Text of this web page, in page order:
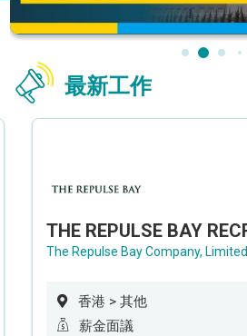
最新工作
The Repulse Bay Company, Limited
香港 > 其他
薪金面議